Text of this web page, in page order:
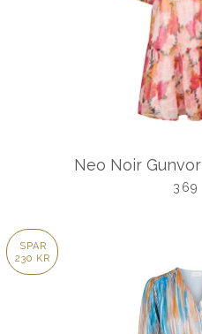
Neo Noir
369
SPAR
230 KR